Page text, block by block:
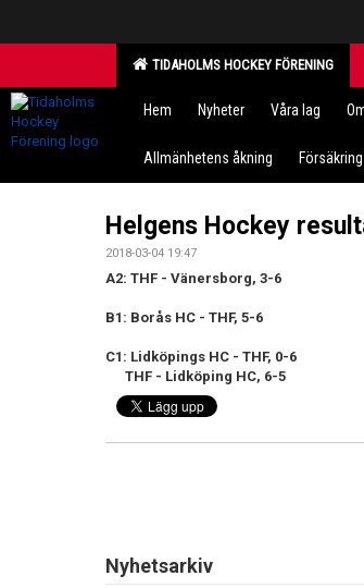
TIDAHOLMS HOCKEY FÖRENING
Hem Nyheter Våra lag
Allmänhetens åkning Försäkring
Helgens Hockey
2018-03-04 19:47
A2: THF - Vänersborg, 3-6
B1: Borås HC - THF, 5-6
C1: Lidköpings HC - THF, 0-6
THF - Lidköping HC, 6-5
Nyhetsarkiv